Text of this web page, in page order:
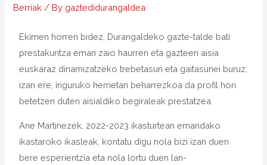
Berriak / By gaztedidurangaldea
Ekimen horren bidez, Durangaldeko gazte-talde bati
prestakuntza eman zaio haurren eta gazteen aisia
euskaraz dinamizatzeko trebetasun eta gaitasunei buruz;
izan ere, inguruko herrietan beharrezkoa da profil hori
betetzen duten aisialdiko begiraleak prestatzea.
Ane Martinezek, 2022-2023 ikasturtean emandako
ikastaroko ikasleak, kontatu digu nola bizi izan duen
bere esperientzia eta nola lortu duen lan-